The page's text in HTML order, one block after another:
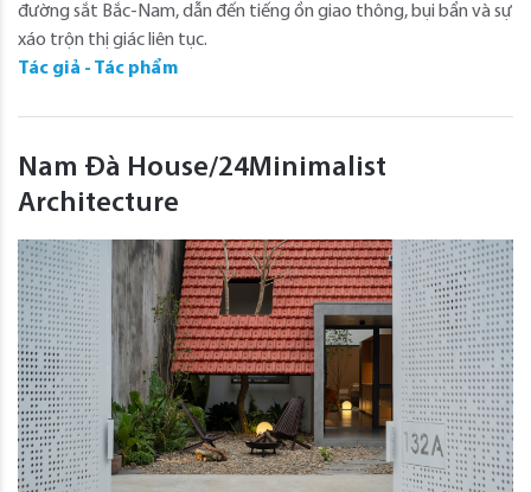
đường sắt Bắc-Nam, dẫn đến tiếng ồn giao thông, bụi bẩn và sự
xáo trộn thị giác liên tục.
Tác giả - Tác phẩm
Nam Đà House/24Minimalist
Architecture